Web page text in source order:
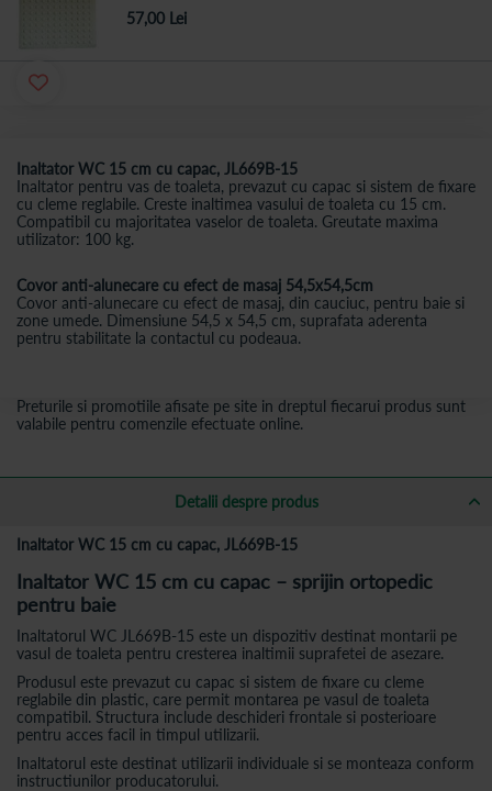
Inaltator WC 15 cm cu capac, JL669B-15
Inaltator pentru vas de toaleta, prevazut cu capac si sistem de fixare
cu cleme reglabile. Creste inaltimea vasului de toaleta cu 15 cm.
Compatibil cu majoritatea vaselor de toaleta. Greutate maxima
utilizator: 100 kg.
Covor anti-alunecare cu efect de masaj 54,5x54,5cm
Covor anti-alunecare cu efect de masaj, din cauciuc, pentru baie si
zone umede. Dimensiune 54,5 x 54,5 cm, suprafata aderenta
pentru stabilitate la contactul cu podeaua.
57,00 Lei
Preturile si promotiile afisate pe site in dreptul fiecarui produs sunt
valabile pentru comenzile efectuate online.
Detalii despre produs
Inaltator WC 15 cm cu capac, JL669B-15
Inaltator WC 15 cm cu capac – sprijin ortopedic
pentru baie
Inaltatorul WC JL669B-15 este un dispozitiv destinat montarii pe
vasul de toaleta pentru cresterea inaltimii suprafetei de asezare.
Produsul este prevazut cu capac si sistem de fixare cu cleme
reglabile din plastic, care permit montarea pe vasul de toaleta
compatibil. Structura include deschideri frontale si posterioare
pentru acces facil in timpul utilizarii.
Inaltatorul este destinat utilizarii individuale si se monteaza conform
instructiunilor producatorului.